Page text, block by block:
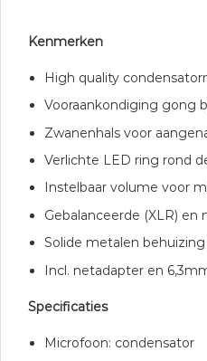
Kenmerken
High quality
Vooraankondiging gong
Zwanenhals voor
Verlichte LED ring rond
Instelbaar volume voor
Gebalanceerde (XLR) en
Solide metalen behuizing
Incl. netadapter en
Specificaties
Microfoon: condensator